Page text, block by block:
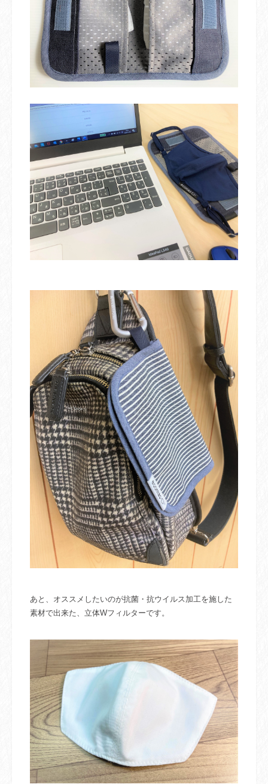
あと、オススメしたいのが抗菌・抗ウイルス加工を施した
素材で出来た、立体Wフィルターです。